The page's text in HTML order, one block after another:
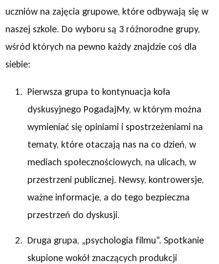
uczniów na zajęcia grupowe, które odbywają się w
naszej szkole. Do wyboru są 3 różnorodne grupy,
wśród których na pewno każdy znajdzie coś dla
siebie:
Pierwsza grupa to kontynuacja koła
dyskusyjnego PogadajMy, w którym można
wymieniać się opiniami i spostrzeżeniami na
tematy, które otaczają nas na co dzień, w
mediach społecznościowych, na ulicach, w
przestrzeni publicznej. Newsy, kontrowersje,
ważne informacje, a do tego bezpieczna
przestrzeń do dyskusji.
Druga grupa, „psychologia filmu”. Spotkanie
skupione wokół znaczących produkcji